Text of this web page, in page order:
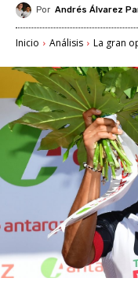
Por Andrés Álvarez
Inicio Análisis La gran